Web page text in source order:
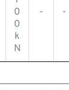
0
0
k
N
- -